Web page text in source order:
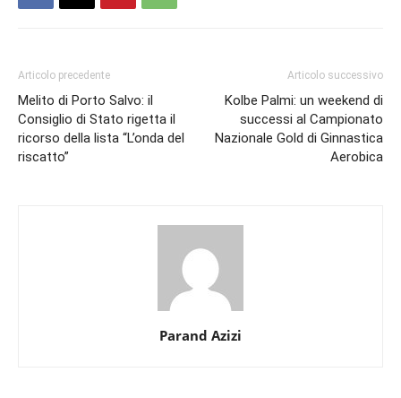
Articolo precedente
Melito di Porto Salvo: il
Consiglio di Stato rigetta il
ricorso della lista “L’onda del
riscatto”
Articolo successivo
Kolbe Palmi: un weekend di
successi al Campionato
Nazionale Gold di Ginnastica
Aerobica
Parand Azizi